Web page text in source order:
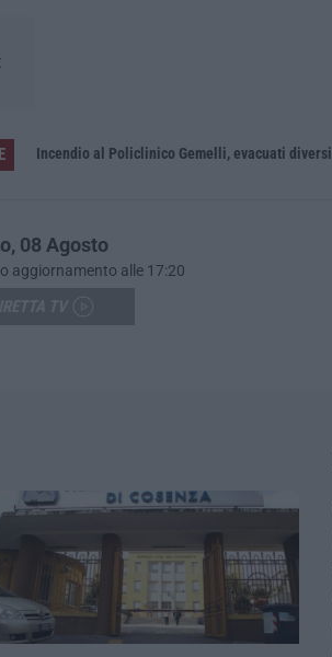
al Policlinico Gemelli, evacuati diversi pazienti
08 Agosto
aggiornamento alle 17:20